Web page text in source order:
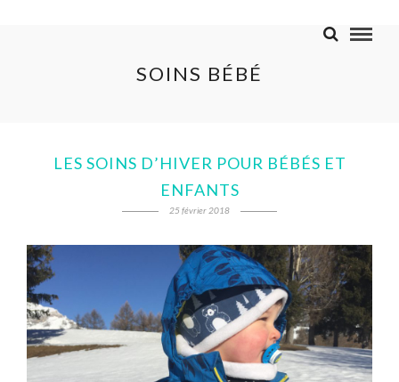
SOINS BÉBÉ
LES SOINS D’HIVER POUR BÉBÉS ET
ENFANTS
25 février 2018